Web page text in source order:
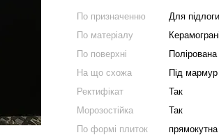
По призначенню
Для
По матеріалу
По поверхні
Полірована
На що схожа
Під мармур
Ректифікат
Так
Морозостійка
Так
По формі плиток
прямокутна